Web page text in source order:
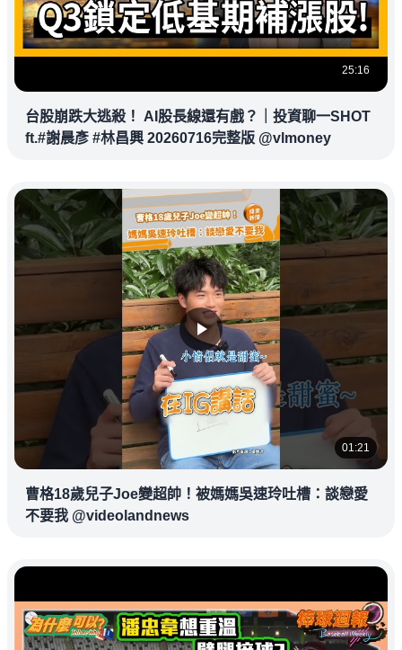
25:16
台股崩跌大逃殺！ AI股長線還有戲？｜投資聊一SHOT
ft.#謝晨彥 #林昌興 20260716完整版 @vlmoney
01:21
曹格18歲兒子Joe變超帥！被媽媽吳速玲吐槽：談戀愛
不要我 @videolandnews